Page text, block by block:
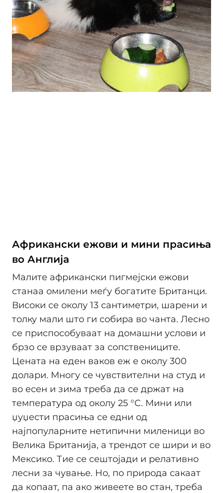
Африкански ежови и мини прасиња
во Англија
Малите африкански пигмејски ежови
станаа омилени меѓу богатите Британци.
Високи се околу 13 сантиметри, шарени и
толку мали што ги собира во чанта. Лесно
се приспособуваат на домашни услови и
брзо се врзуваат за сопствениците.
Цената на еден ваков еж е околу 300
долари. Многу се чувствителни на студ и
во есен и зима треба да се држат на
температура од околу 25 °C. Мини или
џуџести прасиња се едни од
најпопуларните нетипични миленици во
Велика Британија, а трендот се шири и во
Мексико. Тие се сештојади и релативно
лесни за чување. Но, по природа сакаат
да копаат, па ако живеете во стан, треба